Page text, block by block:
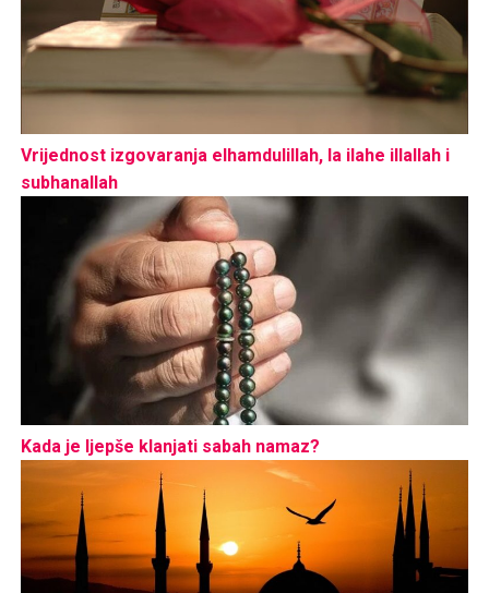
Vrijednost izgovaranja elhamdulillah, la ilahe illallah i
subhanallah
Kada je ljepše klanjati sabah namaz?